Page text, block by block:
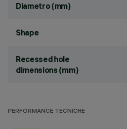
Diametro (mm)
Shape
Recessed hole
dimensions (mm)
PERFORMANCE TECNICHE